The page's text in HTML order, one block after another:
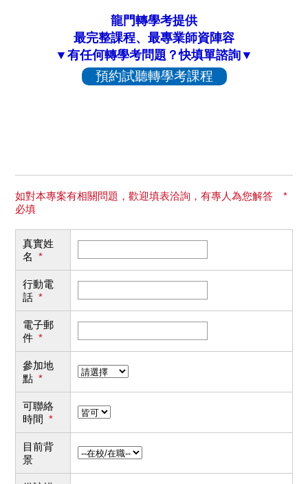
龍門轉學考提供
最完整課程、最專業師資陣容
▼有任何轉學考問題？快填單諮詢▼
預約試聽轉學考課程
如對本專案有相關問題，歡迎填表洽詢，有專人為您解答 *
必填
真實姓
名 *
行動電
話 *
電子郵
件 *
參加地
點 *
可聯絡
時間 *
目前背
景